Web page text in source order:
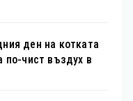
ден на котката
по-чист въздух в